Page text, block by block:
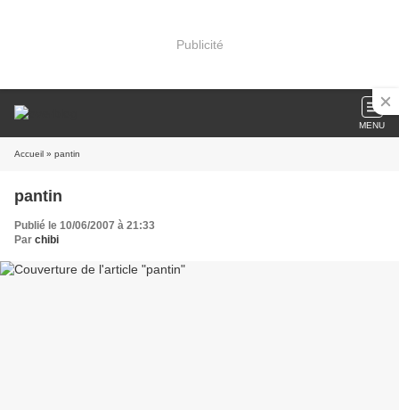
Publicité
MENU
Accueil » pantin
pantin
Publié le 10/06/2007 à 21:33
Par chibi